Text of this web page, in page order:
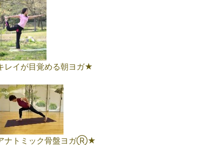
レイが目覚める朝ヨガ★
ナトミック骨盤ヨガⓇ★